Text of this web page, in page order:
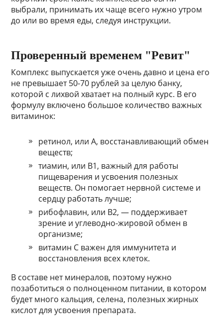
выбрали, принимать их чаще всего нужно утром
до или во время еды, следуя инструкции.
Проверенный временем "Ревит"
Комплекс выпускается уже очень давно и цена его
не превышает 50-70 рублей за целую банку,
которой с лихвой хватает на полный курс. В его
формулу включено большое количество важных
витаминок:
ретинол, или A, восстанавливающий обмен
веществ;
тиамин, или B1, важный для работы
пищеварения и усвоения полезных
веществ. Он помогает нервной системе и
сердцу работать лучше;
рибофлавин, или B2, — поддерживает
зрение и углеводно-жировой обмен в
организме;
витамин C важен для иммунитета и
восстановления всех клеток.
В составе нет минералов, поэтому нужно
позаботиться о полноценном питании, в котором
будет много кальция, селена, полезных жирных
кислот для усвоения препарата.